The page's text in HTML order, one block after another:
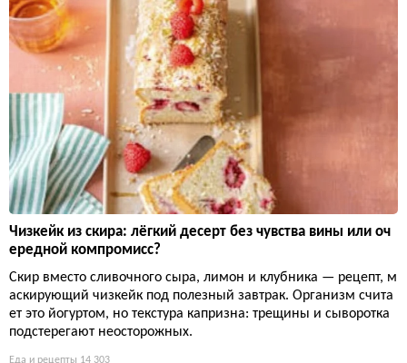
Чизкейк из скира: лёгкий десерт без чувства вины или оч
ередной компромисс?
Скир вместо сливочного сыра, лимон и клубника — рецепт, м
аскирующий чизкейк под полезный завтрак. Организм счита
ет это йогуртом, но текстура капризна: трещины и сыворотка
подстерегают неосторожных.
Еда и рецепты 14 303